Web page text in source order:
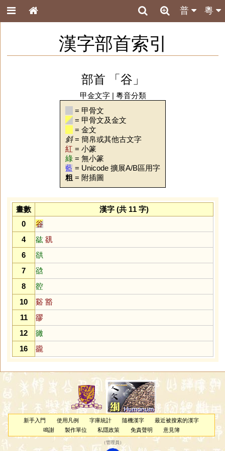
粵
普
漢字部首索引
部首 「谷」
甲金文字| 粵音分類
= 甲骨文
= 甲骨文及金文
= 金文
斜= 簡帛或其他古文字
紅 = 小篆
綠 = 無小篆
藍 = Unicode 擴展A/B區用字
粗 = 附插圖
畫數
漢字 (共 11 字)
0
谷
4
谹 谻
6
谼
7
谽
8
谾
10
谿 豁
11
豂
12
豃
16
豅
新手入門 使用凡例 字庫統計 隨機漢字
最近被搜索的漢字
鳴謝
製作單位 私隱政策 免責聲明 意見簿
（管理員 ）